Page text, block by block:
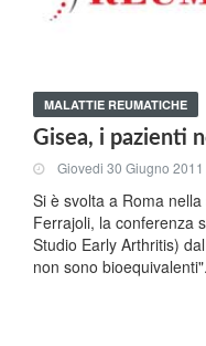
MALATTIE REUMATICHE
Gisea, i pazienti
Giovedi 30 Giugno 2011
Si è svolta a Roma
Ferrajoli, la conferenza
Studio Early Arthritis)
non sono bioequivalenti".